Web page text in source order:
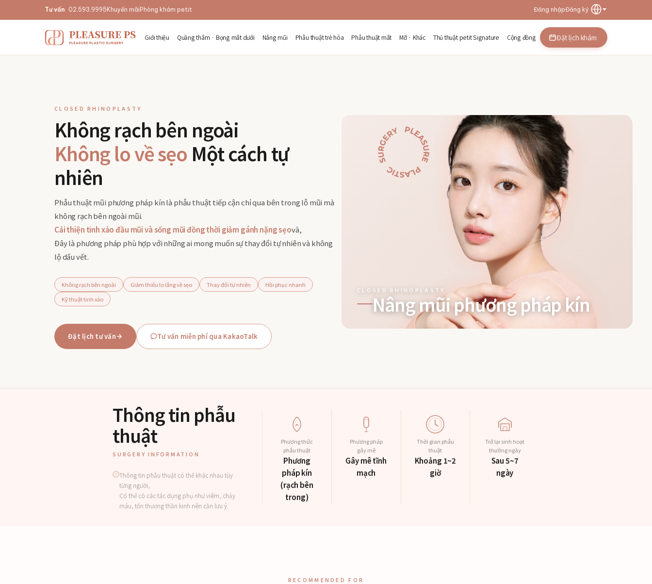
Tư vấn 02.593.9995 Khuyến mãi Phòng khám petit Đăng nhậpĐăng ký
Giới thiệu Quầng thâm · Bọng mắt dưới Nâng mũi Phẫu thuật trẻ hóa Phẫu thuật mắt Mỡ · Khác Thủ thuật petit Signature Cộng đồng Đặt lịch khám
CLOSED RHINOPLASTY
Nâng mũi phương pháp kín
CLOSED RHINOPLASTY
Không rạch bên ngoài
Không lo về sẹo Một cách tự
nhiên
Phẫu thuật mũi phương pháp kín là phẫu thuật tiếp cận chỉ qua bên trong lỗ mũi mà
không rạch bên ngoài mũi.
Cải thiện tinh xảo đầu mũi và sống mũi đồng thời giảm gánh nặng sẹovà,
Đây là phương pháp phù hợp với những ai mong muốn sự thay đổi tự nhiên và không
lộ dấu vết.
Không rạch bên ngoài Giảm thiểu lo lắng về sẹo Thay đổi tự nhiên
Hồi phục nhanh
Kỹ thuật tinh xảo
Đặt lịch tư vấn Tư vấn miễn phí qua KakaoTalk
Thông tin phẫu
thuật
SURGERY INFORMATION
Thông tin phẫu thuật có thể khác nhau tùy
từng người,
Có thể có các tác dụng phụ như viêm, chảy
máu, tổn thương thần kinh nên cần lưu ý.
Phương thức
phẫu thuật
Phương
pháp kín
(rạch bên
trong)
Phương pháp
gây mê
Gây mê tĩnh
mạch
Thời gian phẫu
thuật
Khoảng 1~2
giờ
Trở lại sinh hoạt
thường ngày
Sau 5~7
ngày
RECOMMENDED FOR